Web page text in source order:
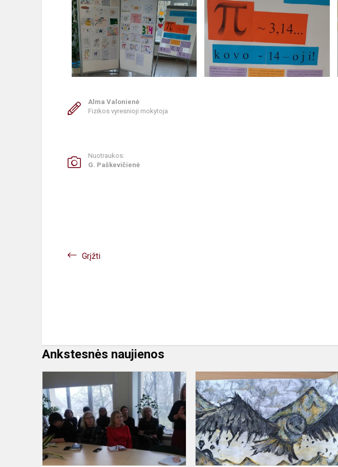
Alma Valonienė
Fizikos vyresnioji mokytoja
Nuotraukos:
G. Paškevičienė
Grįžti
Ankstesnės naujienos
Atnaujinto
ugdymo
turinio
įgyvendinimas
Kėdainių
Josvain...